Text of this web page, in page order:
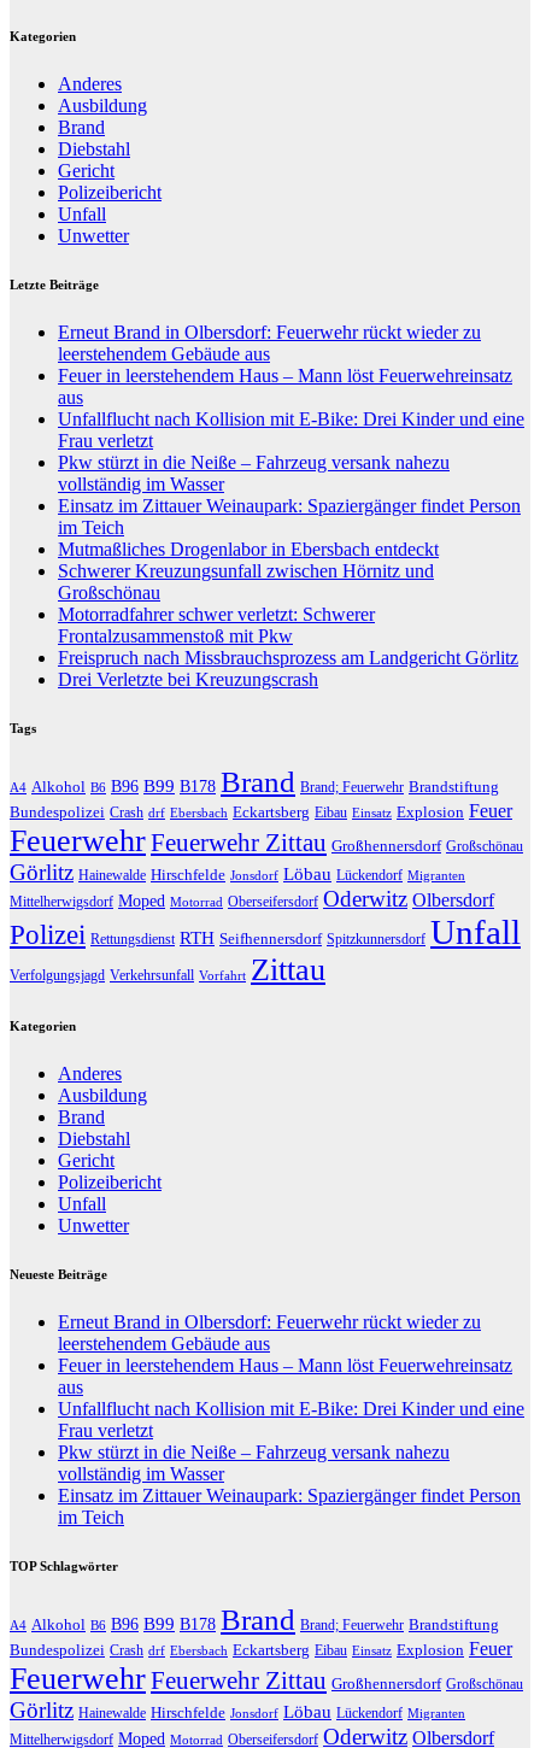
Kategorien
Anderes
Ausbildung
Brand
Diebstahl
Gericht
Polizeibericht
Unfall
Unwetter
Letzte Beiträge
Erneut Brand in Olbersdorf: Feuerwehr rückt wieder zu
leerstehendem Gebäude aus
Feuer in leerstehendem Haus – Mann löst Feuerwehreinsatz
aus
Unfallflucht nach Kollision mit E-Bike: Drei Kinder und eine
Frau verletzt
Pkw stürzt in die Neiße – Fahrzeug versank nahezu
vollständig im Wasser
Einsatz im Zittauer Weinaupark: Spaziergänger findet Person
im Teich
Mutmaßliches Drogenlabor in Ebersbach entdeckt
Schwerer Kreuzungsunfall zwischen Hörnitz und
Großschönau
Motorradfahrer schwer verletzt: Schwerer
Frontalzusammenstoß mit Pkw
Freispruch nach Missbrauchsprozess am Landgericht Görlitz
Drei Verletzte bei Kreuzungscrash
Tags
A4 Alkohol B6 B96 B99 B178 Brand Brand; Feuerwehr Brandstiftung
Bundespolizei Crash drf Ebersbach Eckartsberg Eibau Einsatz Explosion Feuer
FeuerwehrFeuerwehr Zittau Großhennersdorf Großschönau
Görlitz Hainewalde Hirschfelde Jonsdorf Löbau Lückendorf Migranten
Mittelherwigsdorf Moped Motorrad Oberseifersdorf Oderwitz Olbersdorf
Polizei Rettungsdienst RTH Seifhennersdorf Spitzkunnersdorf Unfall
Verfolgungsjagd Verkehrsunfall Vorfahrt Zittau
Kategorien
Anderes
Ausbildung
Brand
Diebstahl
Gericht
Polizeibericht
Unfall
Unwetter
Neueste Beiträge
Erneut Brand in Olbersdorf: Feuerwehr rückt wieder zu
leerstehendem Gebäude aus
Feuer in leerstehendem Haus – Mann löst Feuerwehreinsatz
aus
Unfallflucht nach Kollision mit E-Bike: Drei Kinder und eine
Frau verletzt
Pkw stürzt in die Neiße – Fahrzeug versank nahezu
vollständig im Wasser
Einsatz im Zittauer Weinaupark: Spaziergänger findet Person
im Teich
TOP Schlagwörter
A4 Alkohol B6 B96 B99 B178 Brand Brand; Feuerwehr Brandstiftung
Bundespolizei Crash drf Ebersbach Eckartsberg Eibau Einsatz Explosion Feuer
FeuerwehrFeuerwehr Zittau Großhennersdorf Großschönau
Görlitz Hainewalde Hirschfelde Jonsdorf Löbau Lückendorf Migranten
Mittelherwigsdorf Moped Motorrad Oberseifersdorf Oderwitz Olbersdorf